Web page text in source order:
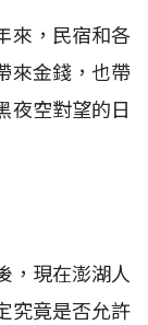
來，民宿和各
來金錢，也帶
夜空對望的日
，現在澎湖人
究竟是否允許